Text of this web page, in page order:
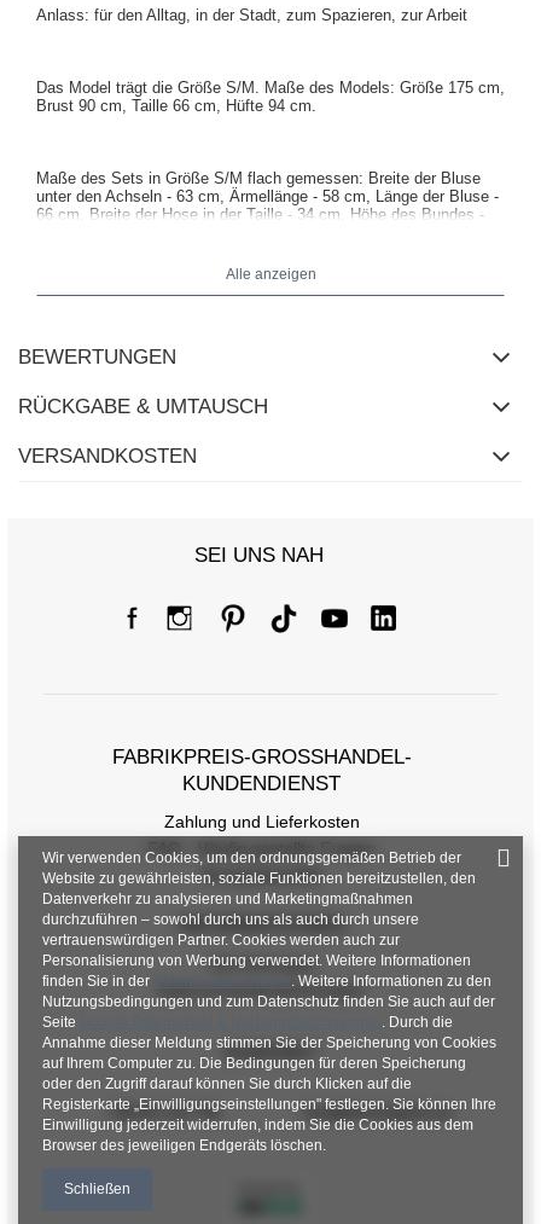
Anlass: für den Alltag, in der Stadt, zum Spazieren, zur Arbeit
Das Model trägt die Größe S/M. Maße des Models: Größe 175 cm,
Brust 90 cm, Taille 66 cm, Hüfte 94 cm.
Maße des Sets in Größe S/M flach gemessen: Breite der Bluse
unter den Achseln - 63 cm, Ärmellänge - 58 cm, Länge der Bluse -
66 cm, Breite der Hose in der Taille - 34 cm, Höhe des Bundes -
Alle anzeigen
BEWERTUNGEN
RÜCKGABE & UMTAUSCH
VERSANDKOSTEN
SEI UNS NAH
FABRIKPREIS-GROSSHANDEL-K
UNDENDIENST
Zahlung und Lieferkosten
FAQ - Häufig gestellte Fragen
Rückgabepolitik
INFORMATIONEN
Verordnungen
Datenschutzbestimmungen
KONTAKT
+48 601 547 740 hurt@factoryprice.eu
Wir verwenden Cookies, um den ordnungsgemäßen Betrieb der
Website zu gewährleisten, soziale Funktionen bereitzustellen, den
Datenverkehr zu analysieren und Marketingmaßnahmen
durchzuführen – sowohl durch uns als auch durch unsere
vertrauenswürdigen Partner. Cookies werden auch zur
Personalisierung von Werbung verwendet. Weitere Informationen
finden Sie in der
Datenschutzrichtlinie. Weitere Informationen zu den
Nutzungsbedingungen und zum Datenschutz finden Sie auch auf der
Seite
. Durch die
Annahme dieser Meldung stimmen Sie der Speicherung von Cookies
auf Ihrem Computer zu. Die Bedingungen für deren Speicherung
oder den Zugriff darauf können Sie durch Klicken auf die
Registerkarte „Einwilligungseinstellungen" festlegen. Sie können Ihre
Einwilligung jederzeit widerrufen, indem Sie die Cookies aus dem
Browser des jeweiligen Endgeräts löschen.
Schließen